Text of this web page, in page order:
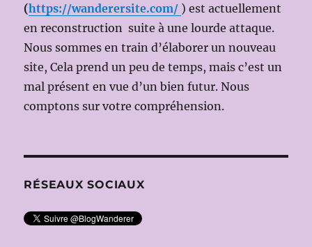
(https://wanderersite.com/ ) est actuellement
en reconstruction suite à une lourde attaque.
Nous sommes en train d’élaborer un nouveau
site, Cela prend un peu de temps, mais c’est un
mal présent en vue d’un bien futur. Nous
comptons sur votre compréhension.
RÉSEAUX SOCIAUX